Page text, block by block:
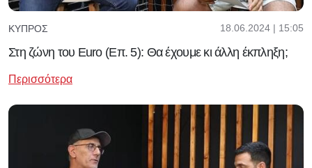
ΚΎΠΡΟΣ 18.06.2024 | 15:05
Στη ζώνη του Euro (Επ. 5): Θα έχουμε κι άλλη έκπληξη;
Περισσότερα